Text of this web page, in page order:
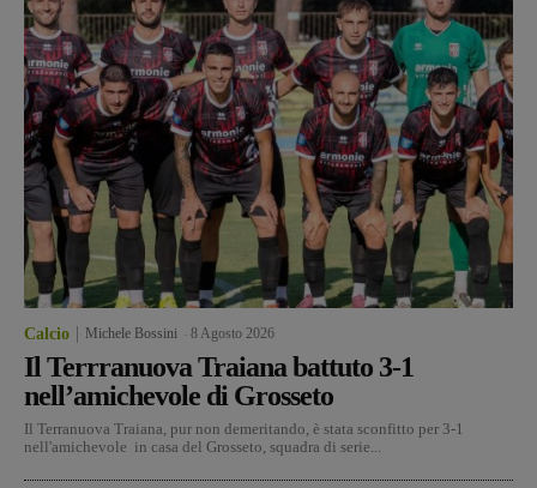
Calcio Michele Bossini 8 Agosto 2026
Il Terrranuova Traiana battuto 3-1
nell’amichevole di Grosseto
Il Terranuova Traiana, pur non demeritando, è stata sconfitto per 3-1
nell'amichevole in casa del Grosseto, squadra di serie...